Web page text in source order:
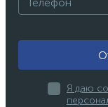
Я даю